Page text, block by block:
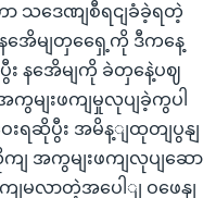
သဒေဏျစီရငျခံခဲ့ရတဲ့
နအေိမျတှရှေေ့ကို ဒီကနေ့
း နအေိမျကို ခဲတှနေဲ့ပဈ
ျးဖကျမှုလုပျခဲ့ကွပါ
ရဆိုပွီး အမိန့ျထုတျပွနျ
ျ အကွမျးဖကျလုပျဆော
ျမလာတဲ့အပေါျ ဝဖေနျ